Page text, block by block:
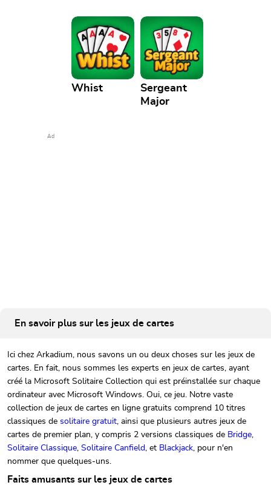
Whist
Sergeant
Major
Ad
En savoir plus sur les jeux de cartes
Ici chez Arkadium, nous savons un ou deux choses sur les jeux de
cartes. En fait, nous sommes les experts en jeux de cartes, ayant
créé la Microsoft Solitaire Collection qui est préinstallée sur chaque
ordinateur avec Microsoft Windows. Oui, ce jeu. Notre vaste
collection de jeux de cartes en ligne gratuits comprend 10 titres
classiques de solitaire gratuit, ainsi que plusieurs autres jeux de
cartes de premier plan, y compris 2 versions classiques de Bridge,
Solitaire Classique, Solitaire Canfield, et Blackjack, pour n'en
nommer que quelques-uns.
Faits amusants sur les jeux de cartes